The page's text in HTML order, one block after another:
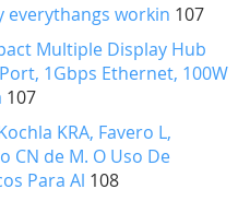
workin 107
Multiple Display Hub
1Gbps Ethernet, 100W
107
KRA, Favero L,
CN de M. O Uso De
Para Al 108